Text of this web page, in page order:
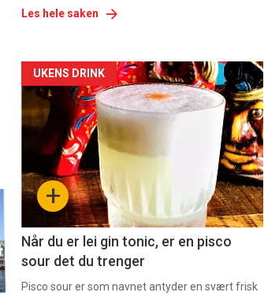
Les hele saken
Artikler
detail
section
11
Dagens
rett
+
UKENS DRINK
Når du er lei gin tonic, er en pisco
sour det du trenger
Pisco sour er som navnet antyder en svært frisk